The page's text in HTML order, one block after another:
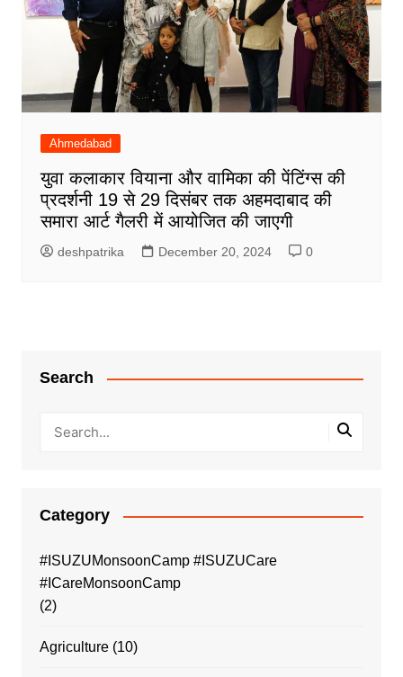
Ahmedabad
युवा कलाकार वियाना और वामिका की पेंटिंग्स की
प्रदर्शनी 19 से 29 दिसंबर तक अहमदाबाद की
समारा आर्ट गैलरी में आयोजित की जाएगी
deshpatrika December 20, 2024 0
Search
Category
#ISUZUMonsoonCamp #ISUZUCare
#ICareMonsoonCamp
(2)
Agriculture(10)